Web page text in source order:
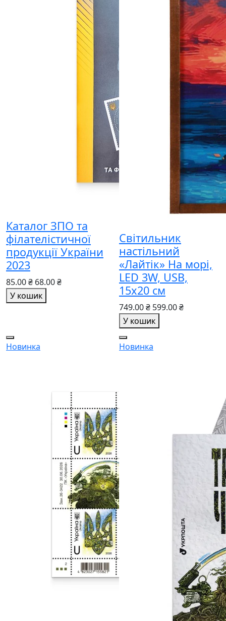
Каталог ЗПО та
філателістичної
продукції України
2023
85.00 ₴ 68.00 ₴
У кошик
Світильник
настільний
«Лайтік» На морі,
LED 3W, USB,
15х20 см
749.00 ₴ 599.00 ₴
У кошик
Новинка Новинка